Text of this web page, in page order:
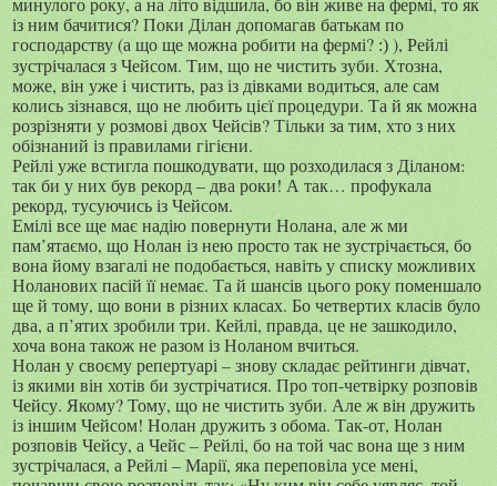
із ним бачитися? Поки Ділан допомагав батькам по
господарству (а що ще можна робити на фермі? :) ), Рейлі
зустрічалася з Чейсом. Тим, що не чистить зуби. Хтозна,
може, він уже і чистить, раз із дівками водиться, але сам
колись зізнався, що не любить цієї процедури. Та й як можна
розрізняти у розмові двох Чейсів? Тільки за тим, хто з них
обізнаний із правилами гігієни.
Рейлі уже встигла пошкодувати, що розходилася з Діланом:
так би у них був рекорд – два роки! А так… профукала
рекорд, тусуючись із Чейсом.
Емілі все ще має надію повернути Нолана, але ж ми
пам’ятаємо, що Нолан із нею просто так не зустрічається, бо
вона йому взагалі не подобається, навіть у списку можливих
Ноланових пасій її немає. Та й шансів цього року поменшало
ще й тому, що вони в різних класах. Бо четвертих класів було
два, а п’ятих зробили три. Кейлі, правда, це не зашкодило,
хоча вона також не разом із Ноланом вчиться.
Нолан у своєму репертуарі – знову складає рейтинги дівчат,
із якими він хотів би зустрічатися. Про топ-четвірку розповів
Чейсу. Якому? Тому, що не чистить зуби. Але ж він дружить
із іншим Чейсом! Нолан дружить з обома. Так-от, Нолан
розповів Чейсу, а Чейс – Рейлі, бо на той час вона ще з ним
зустрічалася, а Рейлі – Марії, яка переповіла усе мені,